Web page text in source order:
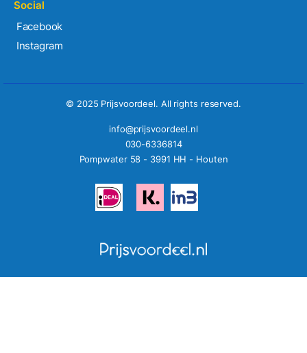
Social
Facebook
Instagram
© 2025 Prijsvoordeel. All rights reserved.
info@prijsvoordeel.nl
030-6336814
Pompwater 58 - 3991 HH - Houten